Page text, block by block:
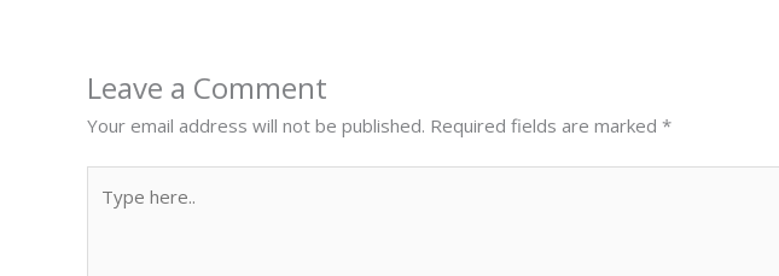
Leave a Comment
Your email address will not be published. Required fields are marked *
here..